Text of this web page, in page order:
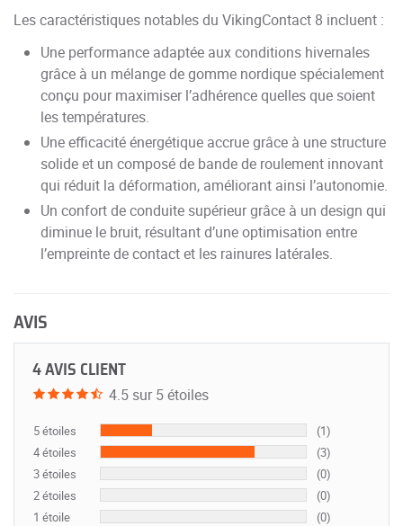
Les caractéristiques notables du VikingContact 8 incluent :
Une performance adaptée aux conditions hivernales
grâce à un mélange de gomme nordique spécialement
conçu pour maximiser l’adhérence quelles que soient
les températures.
Une efficacité énergétique accrue grâce à une structure
solide et un composé de bande de roulement innovant
qui réduit la déformation, améliorant ainsi l’autonomie.
Un confort de conduite supérieur grâce à un design qui
diminue le bruit, résultant d’une optimisation entre
l’empreinte de contact et les rainures latérales.
AVIS
4 AVIS CLIENT
4.5 sur 5 étoiles
5 étoiles
(1)
4 étoiles
(3)
3 étoiles
(0)
2 étoiles
(0)
1 étoile
(0)